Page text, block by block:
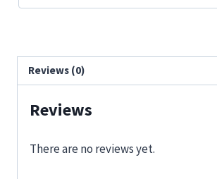
Reviews (0)
Reviews
There are no reviews yet.